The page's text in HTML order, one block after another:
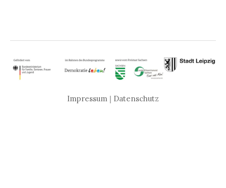
Impressum | Datenschutz